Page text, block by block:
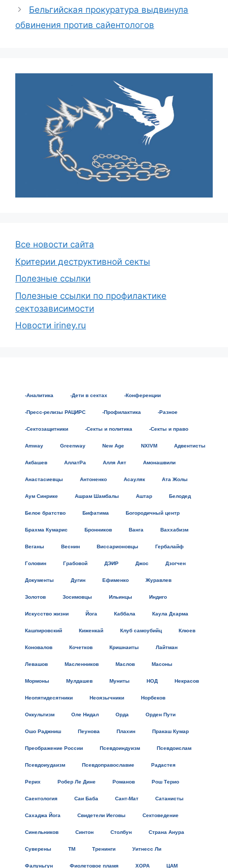
Бельгийская прокуратура выдвинула
обвинения против сайентологов
Все новости сайта
Критерии деструктивной секты
Полезные ссылки
Полезные ссылки по профилактике
сектозависимости
Новости iriney.ru
-Аналитика -Дети в сектах -Конференции
-Пресс-релизы РАЦИРС -Профилактика -Разное
-Сектозащитники -Секты и политика -Секты и право
Amway Greenway New Age NXIVM Адвентисты
Акбашев АллатРа Алля Аят Амонашвили
Анастасиевцы Антоненко Асауляк Ата Жолы
Аум Синрике Ашрам Шамбалы Аштар Белодед
Белое братство Бифатима Богородичный центр
Брахма Кумарис Бронников Ванга Ваххабизм
Веганы Веснин Виссарионовцы Гербалайф
Головин Грабовой ДЭИР Джос Дзогчен
Документы Дугин Ефименко Журавлев
Золотов Зосимовцы Ильинцы Индиго
Искусство жизни Йога Каббала Каула Дхарма
Кашпировский Киженкай Клуб самоубийц Клюев
Коновалов Кочетков Кришнаиты Лайтман
Левашов Масленников Маслов Масоны
Мормоны Мулдашев Муниты НОД Некрасов
Неопятидесятники Неоязычники Норбеков
Оккультизм Оле Нидал Орда Орден Пути
Ошо Раджниш Пеунова Плахин Пракаш Кумар
Преображение России Псевдоиндуизм Псевдоислам
Псевдоиудаизм Псевдоправославие Радастея
Рерих Робер Ле Дине Романов Рош Терио
Саентология Саи Баба Сант-Мат Сатанисты
Сахаджа Йога Свидетели Иеговы Сектоведение
Синельников Синтон Столбун Страна Анура
Суверены ТМ Тренинги Уитнесс Ли
Фалуньгун Фиолетовое пламя ХОРА ЦАМ